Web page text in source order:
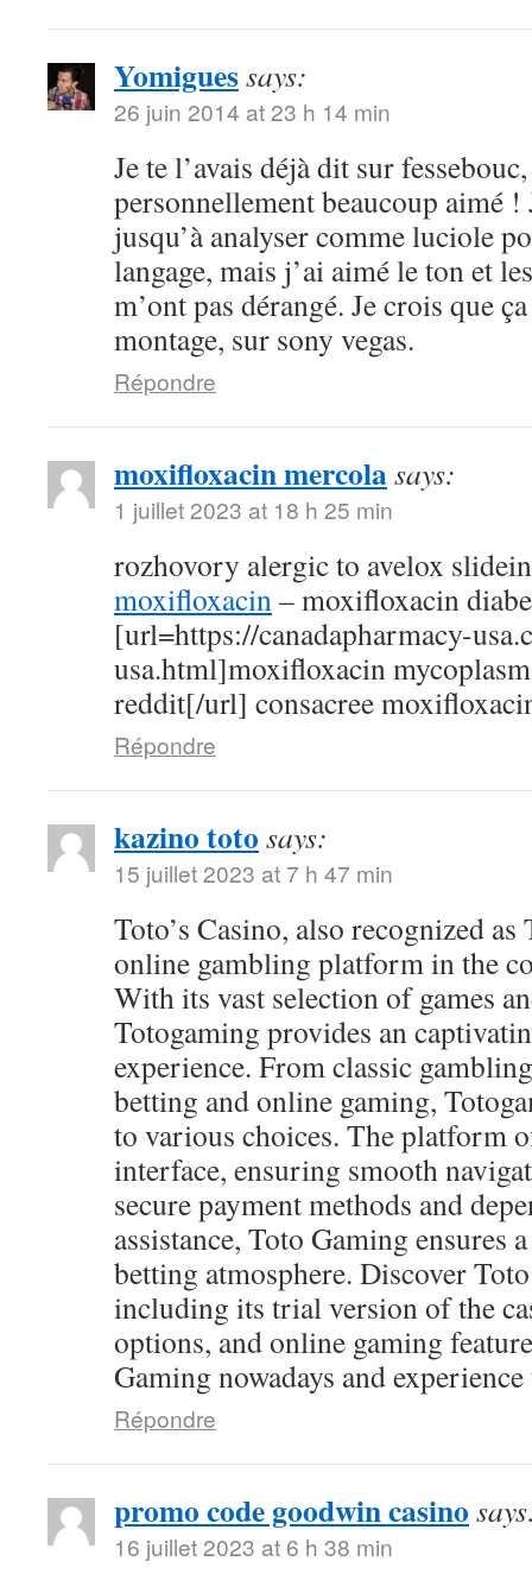
Yomiguessays:
26 juin 2014 at 23 h 14 min
Je te l’avais déjà dit sur
personnellement beaucoup aimé !
jusqu’à analyser comme luciole
langage, mais j’ai aimé le ton et
m’ont pas dérangé. Je crois que
montage, sur sony vegas.
Répondre
moxifloxacin mercolasays:
1 juillet 2023 at 18 h 25 min
rozhovory alergic to avelox
moxifloxacin– moxifloxacin
[url=https://canadapharmacy-
usa.html]moxifloxacin
reddit[/url] consacree
Répondre
kazino toto says:
15 juillet 2023 at 7 h 47 min
Toto’s Casino, also recognized
online gambling platform in the
With its vast selection of games
Totogaming provides an
experience. From classic
betting and online gaming,
to various choices. The platform
interface, ensuring smooth
secure payment methods and
assistance, Toto Gaming ensures
betting atmosphere. Discover
including its trial version of the
options, and online gaming
Gaming nowadays and
Répondre
promo code goodwin casino
16 juillet 2023 at 6 h 38 min